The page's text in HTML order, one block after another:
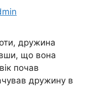
дружина
що вона
почав
дружину в